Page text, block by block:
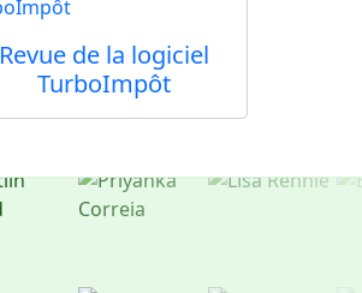
Revue de la logiciel
TurboImpôt